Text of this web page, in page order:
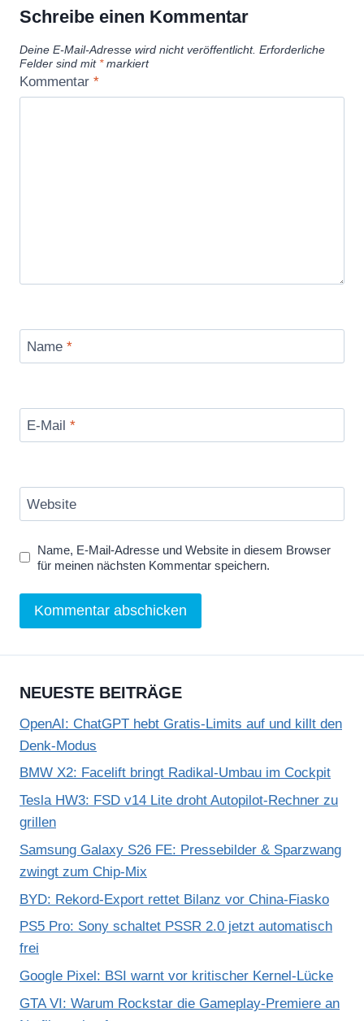
Schreibe einen Kommentar
Deine E-Mail-Adresse wird nicht veröffentlicht. Erforderliche
Felder sind mit *markiert
Kommentar *
Name *
E-Mail *
Website
Name, E-Mail-Adresse und Website in diesem Browser
für meinen nächsten Kommentar speichern.
NEUESTE BEITRÄGE
OpenAI: ChatGPT hebt Gratis-Limits auf und killt den
Denk-Modus
BMW X2: Facelift bringt Radikal-Umbau im Cockpit
Tesla HW3: FSD v14 Lite droht Autopilot-Rechner zu
grillen
Samsung Galaxy S26 FE: Pressebilder & Sparzwang
zwingt zum Chip-Mix
BYD: Rekord-Export rettet Bilanz vor China-Fiasko
PS5 Pro: Sony schaltet PSSR 2.0 jetzt automatisch
frei
Google Pixel: BSI warnt vor kritischer Kernel-Lücke
GTA VI: Warum Rockstar die Gameplay-Premiere an